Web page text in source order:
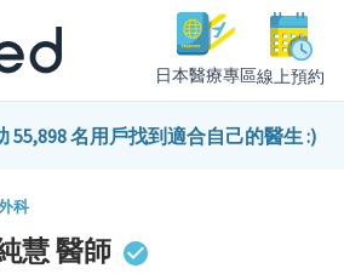
日本醫療專區線上預約
55,898 名用戶找到適合自己的醫生 :)
科
慧醫師